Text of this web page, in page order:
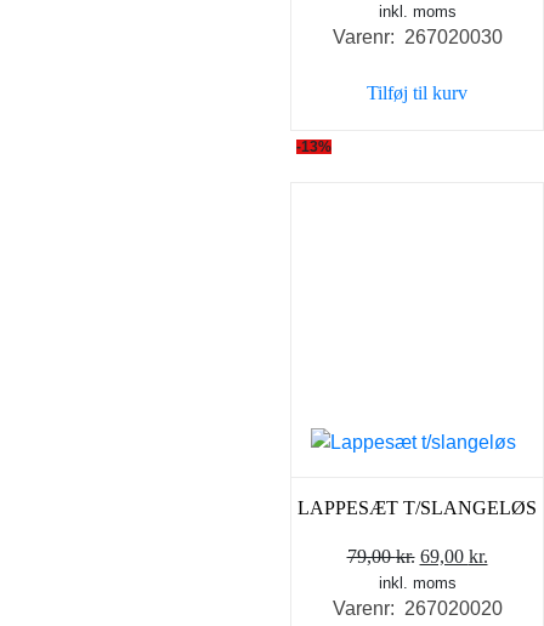
oprindelige
pris
345,00 kr..
pris
inkl. moms
Varenr: 267020030
Tilføj til kurv
-13%
LAPPESÆT T/SLANGELØS
79,00kr. Den
oprindelige
pris
69,00 kr.
pris
inkl. moms
Varenr: 267020020